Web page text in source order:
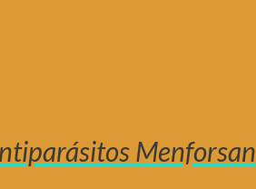
Menforsan